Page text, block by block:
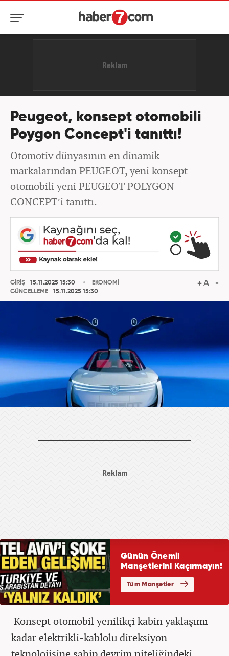
Peugeot, konsept otomobili
Poygon Concept'i tanıttı!
Otomotiv dünyasının en dinamik
markalarından PEUGEOT, yeni konsept
otomobili yeni PEUGEOT POLYGON
CONCEPT’i tanıttı.
GİRİŞ
15.11.2025 15:30
GÜNCELLEME
15.11.2025 15:30
EKONOMİ
Konsept otomobil yenilikçi kabin yaklaşımı
kadar elektrikli-kablolu direksiyon